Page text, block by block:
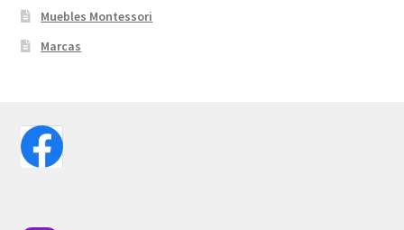
Muebles Montessori
Marcas